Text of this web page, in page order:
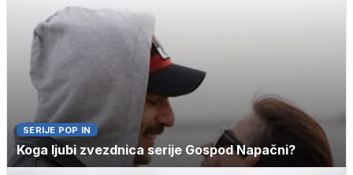
SERIJE POP IN
Koga ljubi zvezdnica serije Gospod Napačni?